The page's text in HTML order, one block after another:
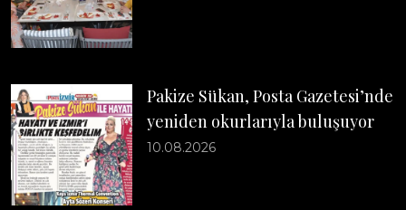
Pakize Sükan, Posta Gazetesi’nde
yeniden okurlarıyla buluşuyor
10.08.2026